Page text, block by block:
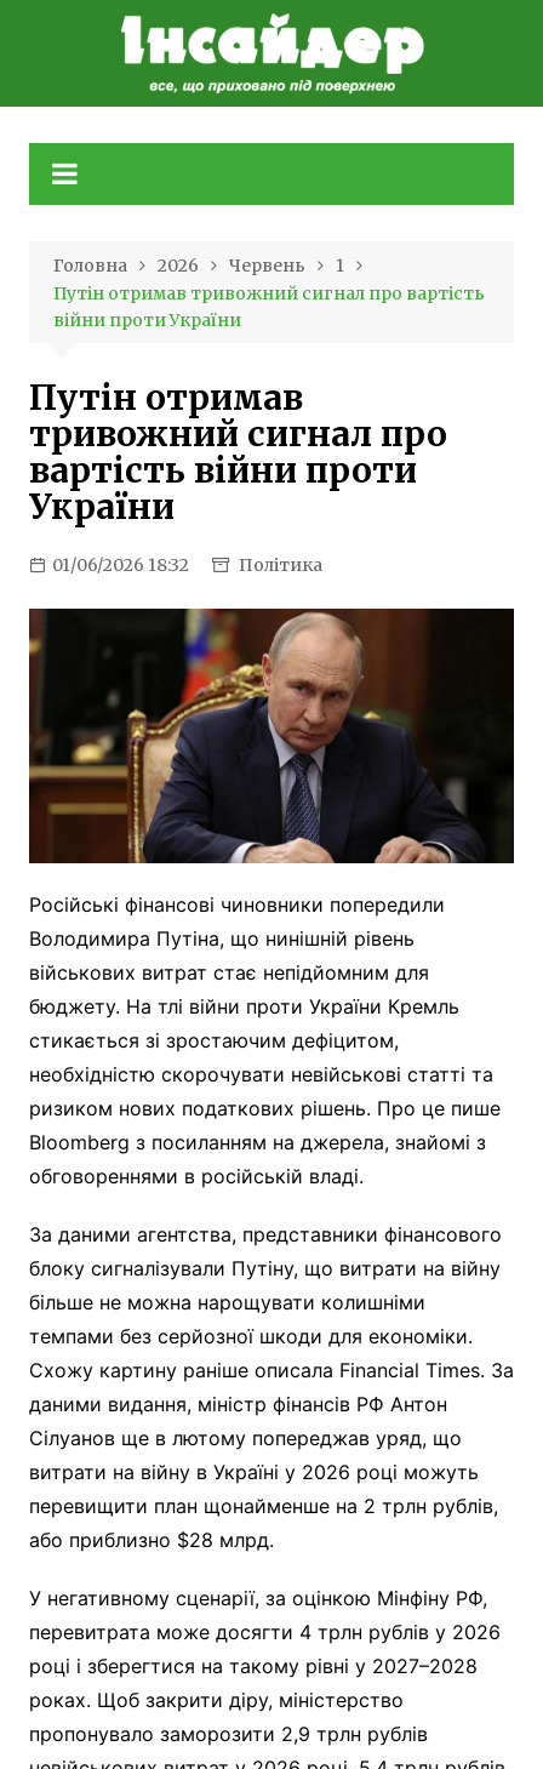
Головна 2026 Червень
1
Путін отримав тривожний сигнал про вартість
війни проти України
Путін отримав
тривожний сигнал про
вартість війни проти
України
01/06/2026 18:32 Політика
Російські фінансові чиновники попередили
Володимира Путіна, що нинішній рівень
військових витрат стає непідйомним для
бюджету. На тлі війни проти України Кремль
стикається зі зростаючим дефіцитом,
необхідністю скорочувати невійськові статті та
ризиком нових податкових рішень. Про це пише
Bloomberg з посиланням на джерела, знайомі з
обговореннями в російській владі.
За даними агентства, представники фінансового
блоку сигналізували Путіну, що витрати на війну
більше не можна нарощувати колишніми
темпами без серйозної шкоди для економіки.
Схожу картину раніше описала Financial Times. За
даними видання, міністр фінансів РФ Антон
Сілуанов ще в лютому попереджав уряд, що
витрати на війну в Україні у 2026 році можуть
перевищити план щонайменше на 2 трлн рублів,
або приблизно $28 млрд.
У негативному сценарії, за оцінкою Мінфіну РФ,
перевитрата може досягти 4 трлн рублів у 2026
році і зберегтися на такому рівні у 2027–2028
роках. Щоб закрити діру, міністерство
пропонувало заморозити 2,9 трлн рублів